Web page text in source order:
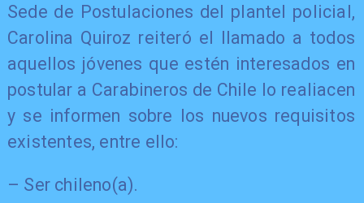
Sede de Postulaciones del plantel policial,
Carolina Quiroz reiteró el llamado a todos
aquellos jóvenes que estén interesados en
postular a Carabineros de Chile lo realiacen
y se informen sobre los nuevos requisitos
existentes, entre ello:
​– Ser chileno(a).